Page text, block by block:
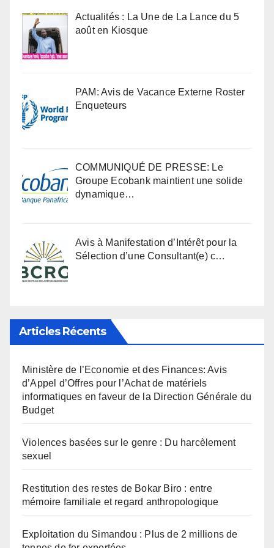
Actualités : La Une de La Lance du 5
août en Kiosque
PAM: Avis de Vacance Externe Roster
Enqueteurs
COMMUNIQUÉ DE PRESSE: Le
Groupe Ecobank maintient une solide
dynamique…
Avis à Manifestation d’Intérêt pour la
Sélection d’une Consultant(e) c…
Articles Récents
Ministère de l’Economie et des Finances: Avis
d’Appel d’Offres pour l’Achat de matériels
informatiques en faveur de la Direction Générale du
Budget
Violences basées sur le genre : Du harcèlement
sexuel
Restitution des restes de Bokar Biro : entre
mémoire familiale et regard anthropologique
Exploitation du Simandou : Plus de 2 millions de